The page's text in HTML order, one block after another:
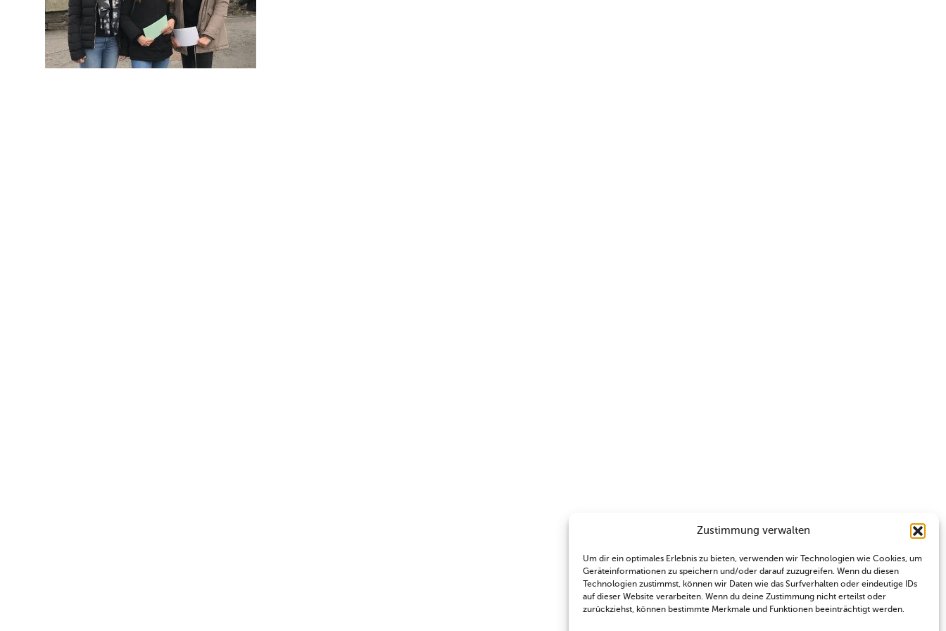
Zustimmung verwalten
Um dir ein optimales Erlebnis zu bieten, verwenden wir Technologien wie Cookies, um
Geräteinformationen zu speichern und/oder darauf zuzugreifen. Wenn du diesen
Technologien zustimmst, können wir Daten wie das Surfverhalten oder eindeutige IDs
auf dieser Website verarbeiten. Wenn du deine Zustimmung nicht erteilst oder
zurückziehst, können bestimmte Merkmale und Funktionen beeinträchtigt werden.